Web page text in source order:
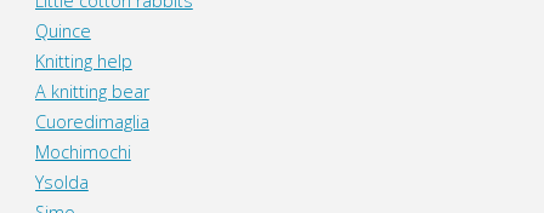
Quince
Knitting help
A knitting bear
Cuoredimaglia
Mochimochi
Ysolda